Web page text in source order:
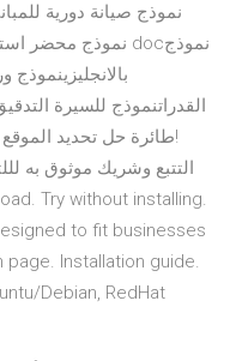
نموذج صيانة دورية
القدراتنموذج للسيرة
طائرة حل تحديد الموقع
to fit businesses
Installation guide.
Debian, RedHat